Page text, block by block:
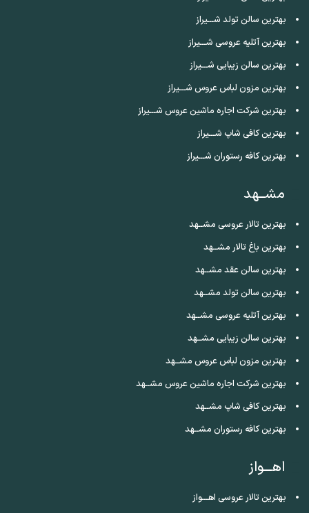
بهترین سالن تولد شـــیراز
بهترین آتلیه عروسی شـــیراز
بهترین سالن زیبایی شـــیراز
بهترین مزون لباس عروس شـــیراز
بهترین شرکت اجاره ماشین عروس شـــیراز
بهترین کافی شاپ شـــیراز
بهترین کافه رستوران شـــیراز
مشــهد
بهترین تالار عروسی مشــهد
بهترین باغ تالار مشــهد
بهترین سالن عقد مشــهد
بهترین سالن تولد مشــهد
بهترین آتلیه عروسی مشــهد
بهترین سالن زیبایی مشــهد
بهترین مزون لباس عروس مشــهد
بهترین شرکت اجاره ماشین عروس مشــهد
بهترین کافی شاپ مشــهد
بهترین کافه رستوران مشــهد
اهـــواز
بهترین تالار عروسی اهـــواز